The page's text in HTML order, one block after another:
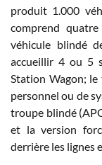
produit 1.000
comprend
véhicule blindé
accueillir 4 ou 5
Station Wagon;
personnel ou de
troupe blindé
et la version
derrière les lignes